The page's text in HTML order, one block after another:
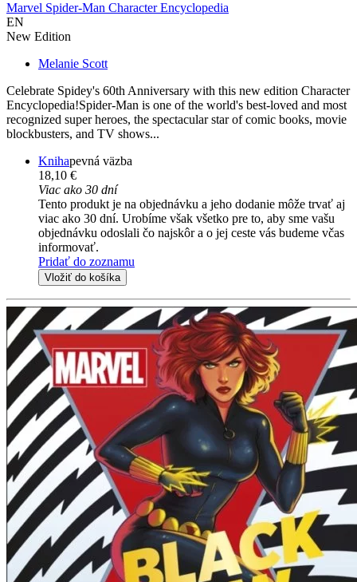
Marvel Spider-Man Character Encyclopedia
EN
New Edition
Melanie Scott
Celebrate Spidey's 60th Anniversary with this new edition Character
Encyclopedia!Spider-Man is one of the world's best-loved and most
recognized super heroes, the spectacular star of comic books, movie
blockbusters, and TV shows...
Knihapevná väzba
18,10 €
Viac ako 30 dní
Tento produkt je na objednávku a jeho dodanie môže trvať aj
viac ako 30 dní. Urobíme však všetko pre to, aby sme vašu
objednávku odoslali čo najskôr a o jej ceste vás budeme včas
informovať.
Pridať do zoznamu
Vložiť do košíka